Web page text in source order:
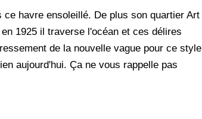
havre ensoleillé. De plus son quartier Art
1925 il traverse l'océan et ces délires
de la nouvelle vague pour ce style
aujourd'hui. Ça ne vous rappelle pas